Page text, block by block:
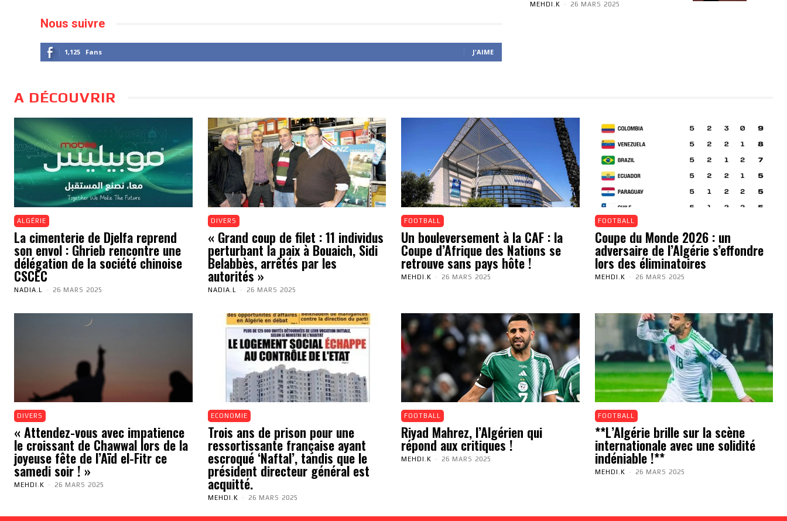
Nous suivre
1,125 Fans J'AIME
MEHDI.K - 26 MARS 2025
A DÉCOUVRIR
ALGÉRIE
La cimenterie de Djelfa reprend
son envol : Ghrieb rencontre une
délégation de la société chinoise
CSCEC
NADIA.L - 26 MARS 2025
DIVERS
« Grand coup de filet : 11 individus
perturbant la paix à Bouaich, Sidi
Belabbès, arrêtés par les
autorités »
NADIA.L - 26 MARS 2025
FOOTBALL
Un bouleversement à la CAF : la
Coupe d’Afrique des Nations se
retrouve sans pays hôte !
MEHDI.K - 26 MARS 2025
FOOTBALL
Coupe du Monde 2026 : un
adversaire de l’Algérie s’effondre
lors des éliminatoires
MEHDI.K - 26 MARS 2025
DIVERS
« Attendez-vous avec impatience
le croissant de Chawwal lors de la
joyeuse fête de l’Aïd el-Fitr ce
samedi soir ! »
MEHDI.K - 26 MARS 2025
ECONOMIE
Trois ans de prison pour une
ressortissante française ayant
escroqué ‘Naftal’, tandis que le
président directeur général est
acquitté.
MEHDI.K - 26 MARS 2025
FOOTBALL
Riyad Mahrez, l’Algérien qui
répond aux critiques !
MEHDI.K - 26 MARS 2025
FOOTBALL
**L’Algérie brille sur la scène
internationale avec une solidité
indéniable !**
MEHDI.K - 26 MARS 2025